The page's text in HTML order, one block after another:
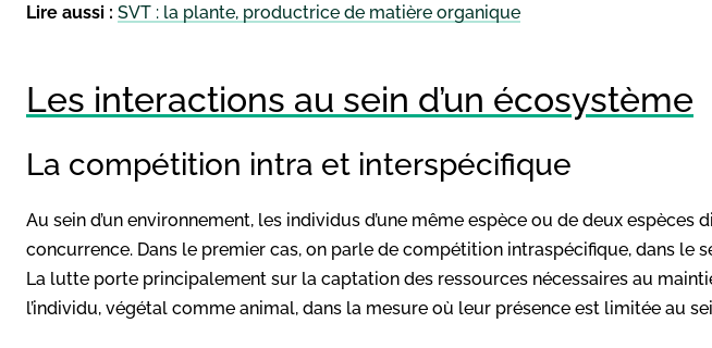
Lire aussi : SVT : la plante, productrice de matière organique
Les interactions au sein d’un écosystème
La compétition intra et interspécifique
Au sein d’un environnement, les individus d’une même espèce ou de deux espèces
concurrence. Dans le premier cas, on parle de compétition intraspécifique, dans le
La lutte porte principalement sur la captation des ressources nécessaires au
l’individu, végétal comme animal, dans la mesure où leur présence est limitée au